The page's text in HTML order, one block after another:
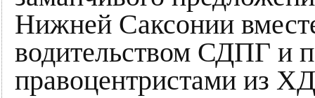
Нижней Саксонии
водительством СДПГ и
правоцентристами из